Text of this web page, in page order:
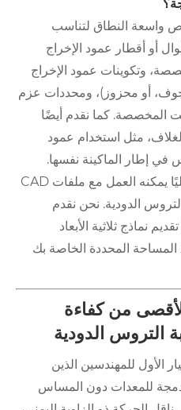
واسعة النطاق لتناسب
أو أقطار عمود الإخراج
وتكوينات عمود الإخراج
أو محزوز)، ومحددات عزم
المخصصة. كما نقدم أيضًا
مثل استخدام عمود
في إطار الماكينة نفسها.
يمتلك مصنعنا فريقًا هندسيًا داخليًا يمكنه العمل مع ملفات CAD
الدودية. نحن نقدم
نماذج ثلاثية الأبعاد
المحددة الخاصة بك
من كفاءة
التروس الدودية
الأول للمهندسين الذين
للمعدات دون المساس